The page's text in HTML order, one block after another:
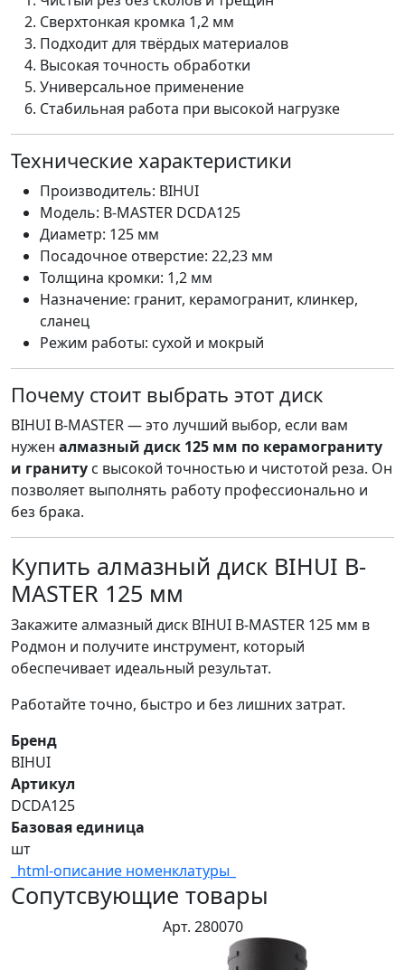
Сверхтонкая кромка 1,2 мм
Подходит для твёрдых материалов
Высокая точность обработки
Универсальное применение
Стабильная работа при высокой нагрузке
Технические характеристики
Производитель: BIHUI
Модель: B-MASTER DCDA125
Диаметр: 125 мм
Посадочное отверстие: 22,23 мм
Толщина кромки: 1,2 мм
Назначение: гранит, керамогранит, клинкер,
сланец
Режим работы: сухой и мокрый
Почему стоит выбрать этот диск
BIHUI B-MASTER — это лучший выбор, если вам
нужен алмазный диск 125 мм по керамограниту
и граниту с высокой точностью и чистотой реза. Он
позволяет выполнять работу профессионально и
без брака.
Купить алмазный диск BIHUI B-
MASTER 125 мм
Закажите алмазный диск BIHUI B-MASTER 125 мм в
Родмон и получите инструмент, который
обеспечивает идеальный результат.
Работайте точно, быстро и без лишних затрат.
Бренд
BIHUI
Артикул
DCDA125
Базовая единица
шт
_html-описание номенклатуры_
Сопутсвующие товары
Арт. 280070